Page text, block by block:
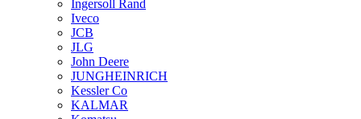
Ingersoll Rand
Iveco
JCB
JLG
John Deere
JUNGHEINRICH
Kessler Co
KALMAR